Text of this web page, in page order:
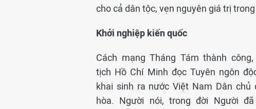
cho cả dân tộc, vẹn nguyên giá trị
Khởi nghiệp kiến quốc
Cách mạng Tháng Tám thành công,
tịch Hồ Chí Minh đọc Tuyên ngôn
khai sinh ra nước Việt Nam Dân chủ
hòa. Người nói, trong đời Người